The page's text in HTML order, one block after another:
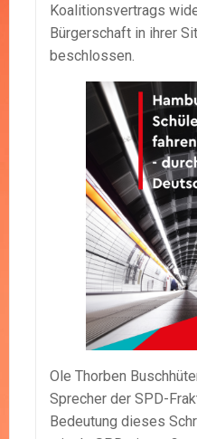
Koalitionsvertrags
Bürgerschaft in ihrer
beschlossen.
Ole Thorben
Sprecher der SPD-
Bedeutung dieses